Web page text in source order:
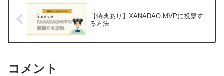
【特典あり】XANADAO MVPに投票す
る方法
コメント